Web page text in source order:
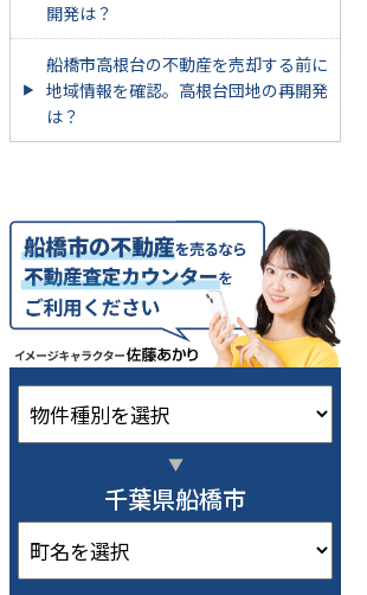
開発は？
船橋市高根台の不動産を売却する前に
地域情報を確認。高根台団地の再開発
は？
千葉県船橋市